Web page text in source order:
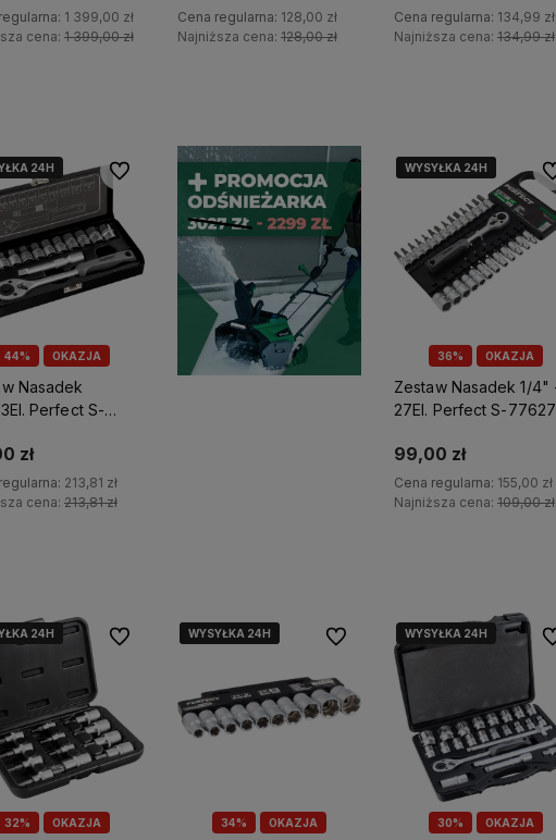
dostawy
Działamy od 1998 roku, mamy więc
26 lat doświadczenia na
polskim rynku.
Wysyłka nawet w 24h,
możesz liczyć na
dostawę!
- PRODUKT Z
1 399,00 zł
cena: 1 399,00 zł
Cena regularna: 128,00 zł
Najniższa cena: 128,00 zł
Cena regularna: 134,99 zł
Najniższa cena: 134,99 zł
44% OKAZJA
24H
Nasadek
Perfect S-
zł
213,81 zł
cena: 213,81 zł
Do ulubionych
36% OKAZJA
WYSYŁKA 24H
WYSYŁKA 24H
WYSYŁKA 24H
Zestaw Nasadek 1/4"
27El. Perfect S-77627
99,00 zł
Cena regularna: 155,00 zł
Najniższa cena: 109,00 zł
32% OKAZJA
24H
24H
24H Do ulubionych
34% OKAZJA
WYSYŁKA 24H
WYSYŁKA 24H
WYSYŁKA 24H Do ulubionych
30% OKAZJA
WYSYŁKA 24H